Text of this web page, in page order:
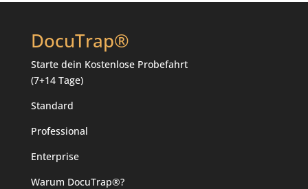
DocuTrap®
Starte dein Kostenlose Probefahrt
(7+14 Tage)
Standard
Professional
Enterprise
Warum DocuTrap®?